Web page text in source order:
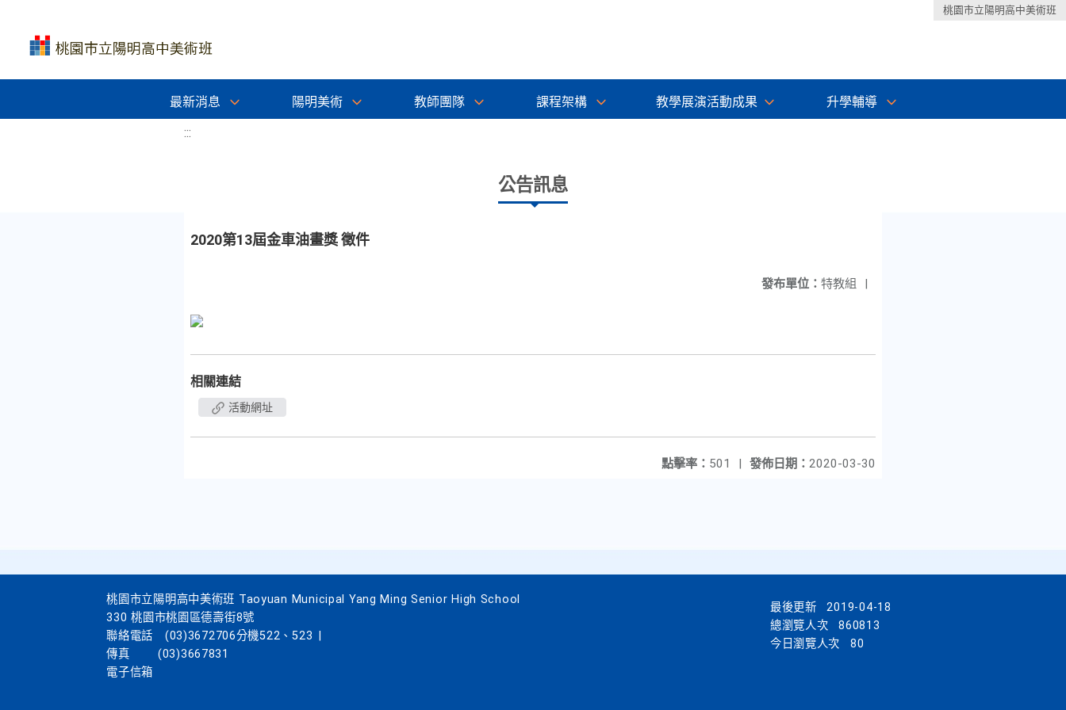
桃園市立陽明高中美術班
最新消息 陽明美術 教師團隊 課程架構 教學展演活動成果 升學輔導
:::
公告訊息
2020第13屆金車油畫獎 徵件
發布單位： 特教組 |
相關連結
活動網址
發佈日期： 2020-03-30
點擊率： 501 |
桃園市立陽明高中美術班 Taoyuan Municipal Yang Ming Senior High School
330 桃園市桃園區德壽街8號
聯絡電話
(03)3672706分機522、523
傳真
(03)3667831
電子信箱
最後更新
2019-04-18
總瀏覽人次
860813
今日瀏覽人次
80